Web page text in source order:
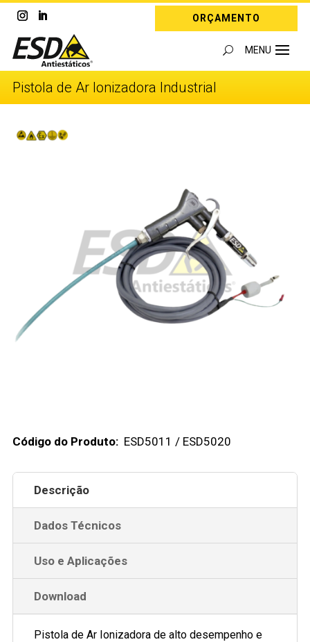
ORÇAMENTO
Pistola de Ar Ionizadora Industrial
Código do Produto: ESD5011 / ESD5020
Descrição
Dados Técnicos
Uso e Aplicações
Download
Pistola de Ar Ionizadora de alto desempenho e